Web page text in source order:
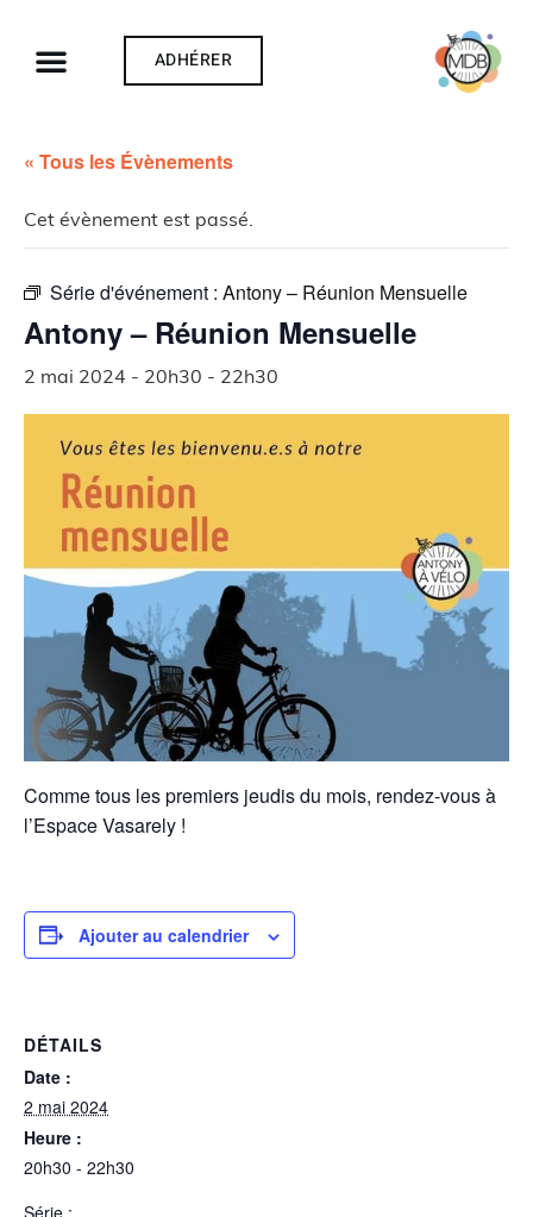
ADHÉRER
« Tous les Évènements
Cet évènement est passé.
Série d'événement : Antony – Réunion Mensuelle
Antony – Réunion Mensuelle
2 mai 2024 - 20h30 - 22h30
Comme tous les premiers jeudis du mois, rendez-vous à
l’Espace Vasarely !
Ajouter au calendrier
DÉTAILS
Date :
2 mai 2024
Heure :
20h30 - 22h30
Série :